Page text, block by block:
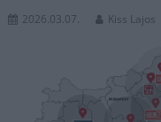
2026.03.07. Kiss Lajos